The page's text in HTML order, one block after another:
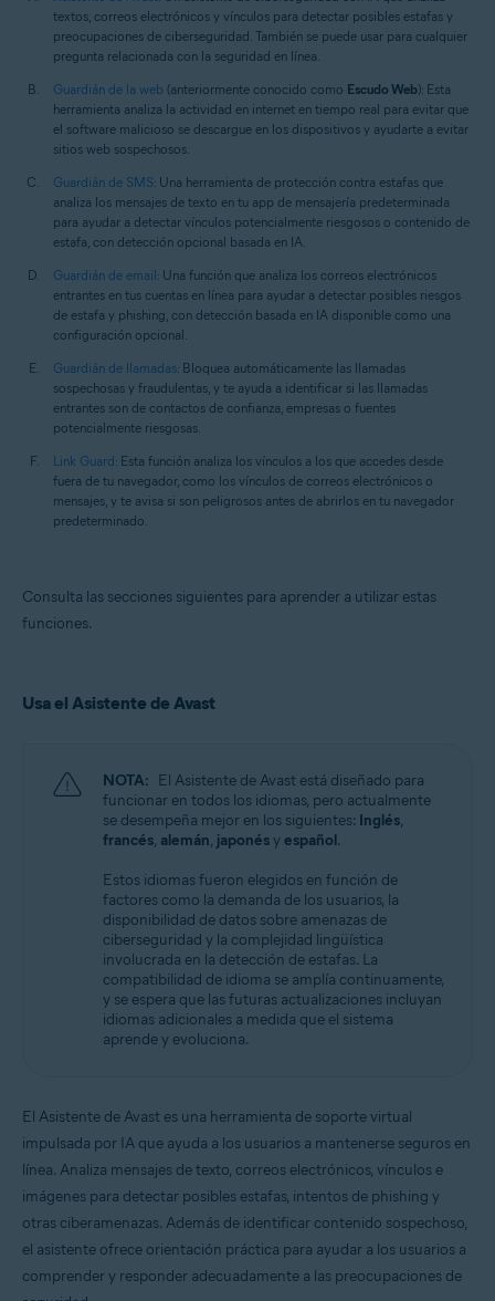
textos, correos electrónicos y vínculos para detectar posibles estafas y
preocupaciones de ciberseguridad. También se puede usar para cualquier
pregunta relacionada con la seguridad en línea.
Guardián de la web (anteriormente conocido como Escudo Web): Esta
herramienta analiza la actividad en internet en tiempo real para evitar que
el software malicioso se descargue en los dispositivos y ayudarte a evitar
sitios web sospechosos.
Guardián de SMS: Una herramienta de protección contra estafas que
analiza los mensajes de texto en tu app de mensajería predeterminada
para ayudar a detectar vínculos potencialmente riesgosos o contenido de
estafa, con detección opcional basada en IA.
Guardián de email: Una función que analiza los correos electrónicos
entrantes en tus cuentas en línea para ayudar a detectar posibles riesgos
de estafa y phishing, con detección basada en IA disponible como una
configuración opcional.
Guardián de llamadas: Bloquea automáticamente las llamadas
sospechosas y fraudulentas, y te ayuda a identificar si las llamadas
entrantes son de contactos de confianza, empresas o fuentes
potencialmente riesgosas.
Link Guard: Esta función analiza los vínculos a los que accedes desde
fuera de tu navegador, como los vínculos de correos electrónicos o
mensajes, y te avisa si son peligrosos antes de abrirlos en tu navegador
predeterminado.
Consulta las secciones siguientes para aprender a utilizar estas
funciones.
Usa el Asistente de Avast
NOTA: El Asistente de Avast está diseñado para
funcionar en todos los idiomas, pero actualmente
se desempeña mejor en los siguientes: Inglés,
francés, alemán, japonésy español.
Estos idiomas fueron elegidos en función de
factores como la demanda de los usuarios, la
disponibilidad de datos sobre amenazas de
ciberseguridad y la complejidad lingüística
involucrada en la detección de estafas. La
compatibilidad de idioma se amplía continuamente,
y se espera que las futuras actualizaciones incluyan
idiomas adicionales a medida que el sistema
aprende y evoluciona.
El Asistente de Avast es una herramienta de soporte virtual
impulsada por IA que ayuda a los usuarios a mantenerse seguros en
línea. Analiza mensajes de texto, correos electrónicos, vínculos e
imágenes para detectar posibles estafas, intentos de phishing y
otras ciberamenazas. Además de identificar contenido sospechoso,
el asistente ofrece orientación práctica para ayudar a los usuarios a
comprender y responder adecuadamente a las preocupaciones de